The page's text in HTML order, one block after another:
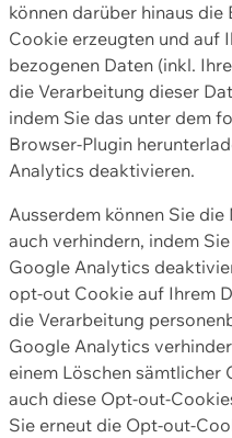
können darüber hinaus
Cookie erzeugten und auf
bezogenen Daten (inkl.
die Verarbeitung dieser
indem Sie das unter dem
Browser-Plugin
Analytics deaktivieren.
Ausserdem können Sie
auch verhindern, indem
Google Analytics
opt-out Cookie auf Ihrem
die Verarbeitung
Google Analytics
einem Löschen sämtlicher
auch diese Opt-out-
Sie erneut die Opt-out-